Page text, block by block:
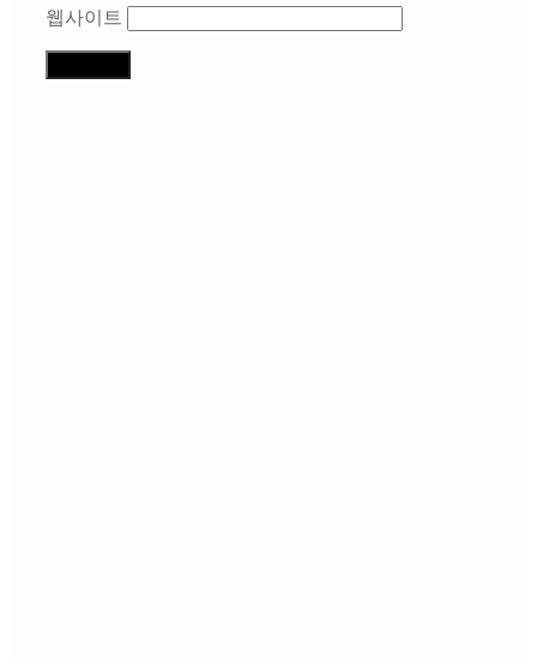
웹사이트